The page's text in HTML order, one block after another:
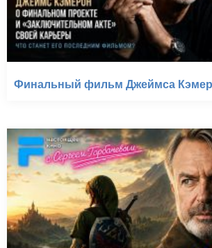
Финальный фильм Джеймса